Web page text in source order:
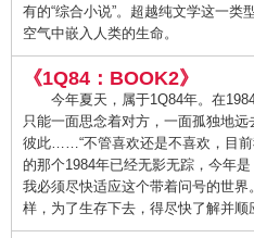
有的“综合小说”。超越纯文学这一类
空气中嵌入人类的生命。
《1Q84：BOOK2》
今年夏天，属于1Q84年。在1984
只能一面思念着对方，一面孤独地
彼此……“不管喜欢还是不喜欢，目前
的那个1984年已经无影无踪，今年
我必须尽快适应这个带着问号的世
样，为了生存下去，得尽快了解并顺